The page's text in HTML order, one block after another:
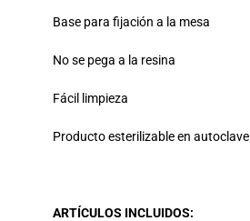
Base para fijación a la mesa
No se pega a la resina
Fácil limpieza
Producto esterilizable en autoclave
ARTÍCULOS INCLUIDOS: